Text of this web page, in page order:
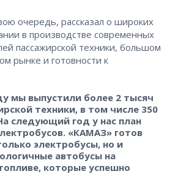
очередь, рассказал о широких
в производстве современных
пассажирской техники, большом
рынке и готовности к
мы выпустили более 2 тысяч
техники, в том числе 350
следующий год у нас план
«КАМАЗ» готов
электробусы, но и
автобусы на
которые успешно